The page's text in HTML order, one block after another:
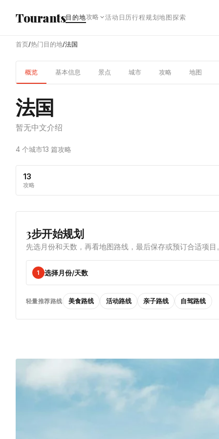
Tourants目的地攻略 活动日历行程规划地图探索
首页/热门目的地/法国
概览 基本信息 景点 城市 攻略 地图
法国
暂无中文介绍
4 个城市13 篇攻略
13
攻略
3步开始规划
先选月份和天数，再看地图路线，最后保存或预订合适项目
1 选择月份/天数
轻量推荐路线 美食路线 活动路线 亲子路线 自驾路线